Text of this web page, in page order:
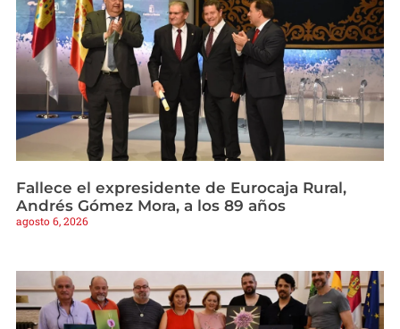
Fallece el expresidente de Eurocaja Rural,
Andrés Gómez Mora, a los 89 años
agosto 6, 2026